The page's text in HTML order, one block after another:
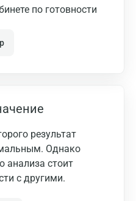
по готовности
результат
Однако
анализа стоит
с другими.